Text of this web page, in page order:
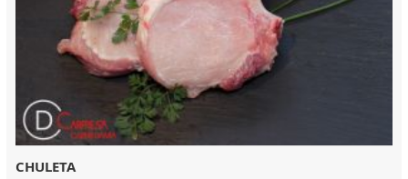
CHULETA